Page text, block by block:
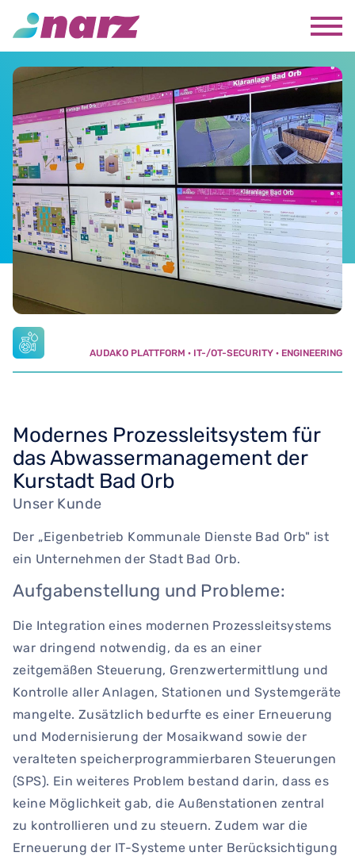
AUDAKO PLATTFORM IT-/OT-SECURITY ENGINEERING
Modernes Prozessleitsystem für
das Abwassermanagement der
Kurstadt Bad Orb
Unser Kunde
Der „Eigenbetrieb Kommunale Dienste Bad Orb" ist
ein Unternehmen der Stadt Bad Orb.
Aufgabenstellung und Probleme:
Die Integration eines modernen Prozessleitsystems
war dringend notwendig, da es an einer
zeitgemäßen Steuerung, Grenzwertermittlung und
Kontrolle aller Anlagen, Stationen und Systemgeräte
mangelte. Zusätzlich bedurfte es einer Erneuerung
und Modernisierung der Mosaikwand sowie der
veralteten speicherprogrammierbaren Steuerungen
(SPS). Ein weiteres Problem bestand darin, dass es
keine Möglichkeit gab, die Außenstationen zentral
zu kontrollieren und zu steuern. Zudem war die
Erneuerung der IT-Systeme unter Berücksichtigung